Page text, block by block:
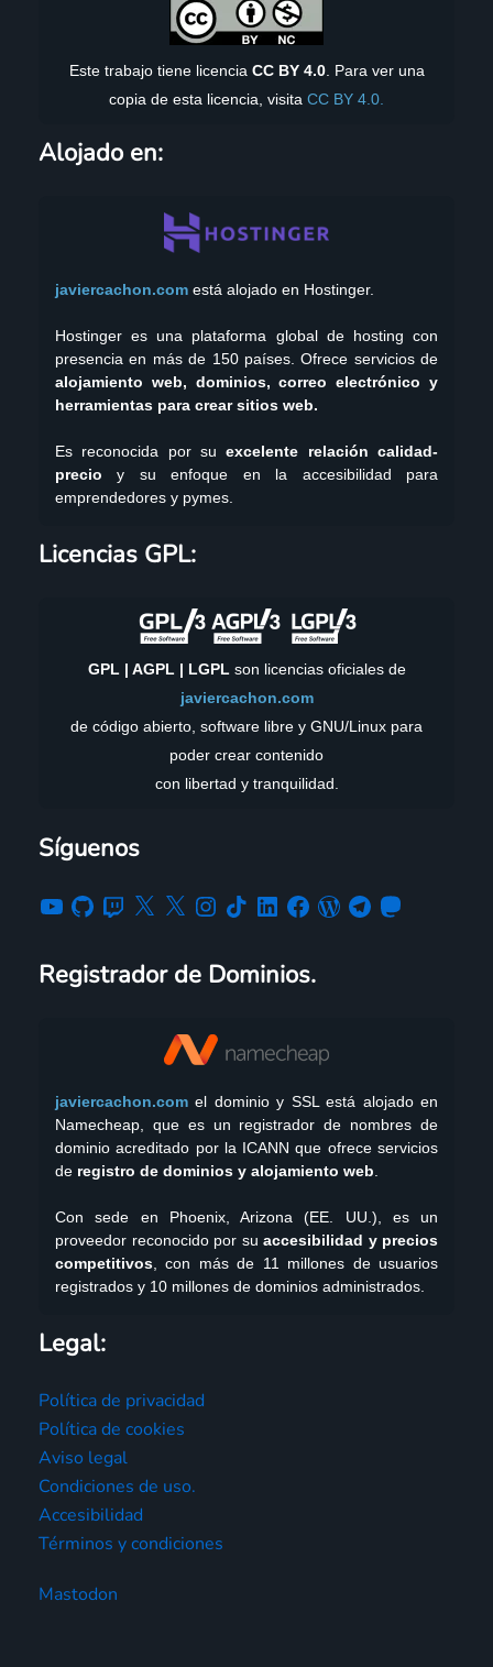
Este trabajo tiene licencia CC BY 4.0. Para ver una
copia de esta licencia, visita CC BY 4.0.
Alojado en:
javiercachon.com está alojado en Hostinger.
Hostinger es una plataforma global de hosting con
presencia en más de 150 países. Ofrece servicios de
alojamiento web, dominios, correo electrónico y
herramientas para crear sitios web.
Es reconocida por suexcelente relación calidad-
precio y su enfoque en la accesibilidad para
emprendedores y pymes.
Licencias GPL:
GPL | AGPL | LGPLson licencias oficiales de
javiercachon.com
de código abierto, software libre y GNU/Linux para
poder crear contenido
con libertad y tranquilidad.
Síguenos
YouTube
GitHubTwitch
X X Instagram
Registrador de Dominios.
javiercachon.com el dominio y SSL está alojado en
Namecheap, que es un registrador de nombres de
dominio acreditado por la ICANN que ofrece servicios
de registro de dominios y alojamiento web
Con sede en Phoenix, Arizona (EE. UU.), es un
proveedor reconocido por su accesibilidad y precios
competitivos , con más de 11 millones de usuarios
registrados y 10 millones de dominios administrados.
Legal:
Política de privacidad
Política de cookies
Aviso legal
Condiciones de uso.
Accesibilidad
Términos y condiciones
Mastodon